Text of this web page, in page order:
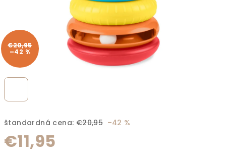
štandardná cena: €20,95 –42 %
€11,95
€20,95
–42 %